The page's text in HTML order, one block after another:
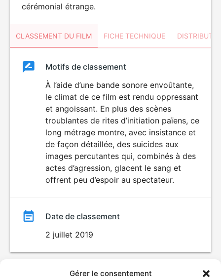
Gérer le consentement
cérémonial étrange.
CLASSEMENT DU FILM FICHE TECHNIQUE
ClassementClassement
Motifs de classement
À l’aide d’une bande sonore envoûtante,
le climat de ce film est rendu oppressant
et angoissant. En plus des scènes
troublantes de rites d’initiation païens, ce
long métrage montre, avec insistance et
de façon détaillée, des suicides aux
images percutantes qui, combinés à des
actes d’agression, glacent le sang et
offrent peu d’espoir au spectateur.
Date de classement
2 juillet 2019